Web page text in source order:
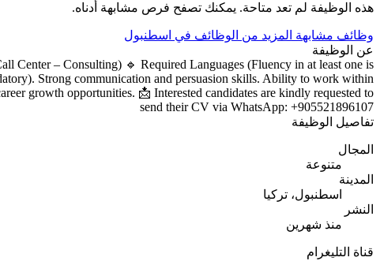
هذه الوظيفة لم تعد متاحة. يمكنك تصفح فرص مشابهة أدناه.
وظائف مشابهة المزيد من الوظائف في اسطنبول
عن الوظيفة
Center – Consulting) 🔹 Required Languages (Fluency in at least one is
Strong communication and persuasion skills. Ability to work within
growth opportunities. 📩 Interested candidates are kindly requested to
send their CV via WhatsApp: +905521896107
تفاصيل الوظيفة
المجال
متنوعة
المدينة
اسطنبول، تركيا
النشر
منذ شهرين
قناة التليغرام